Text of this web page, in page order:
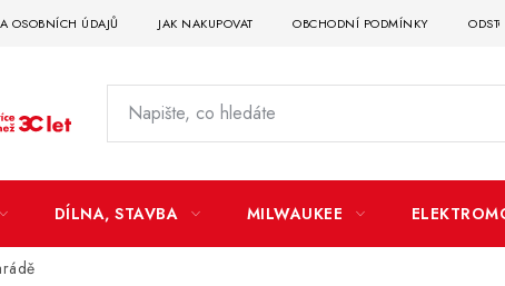
OSOBNÍCH ÚDAJŮ JAK NAKUPOVAT OBCHODNÍ PODMÍNKY
DÍLNA, STAVBA MILWAUKEE